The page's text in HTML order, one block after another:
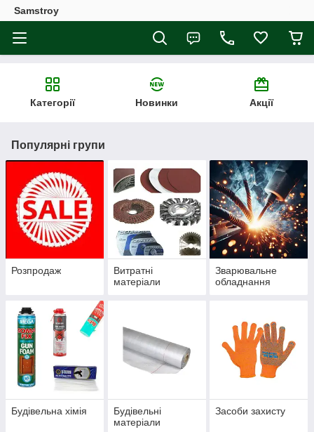
Samstroy
Категорії Новинки Акції
Популярні групи
Розпродаж
Витратні
матеріали
Зварювальне
обладнання
Будівельна хімія
Будівельні
матеріали
Засоби захисту